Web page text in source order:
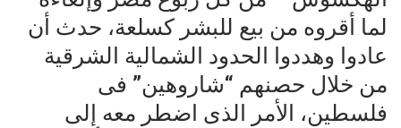
لما أقروه من بيع للبشر كسلعة، حدث أن
عادوا وهددوا الحدود الشمالية الشرقية
من خلال حصنهم “شاروهين” فى
فلسطين، الأمر الذى اضطر معه إلى